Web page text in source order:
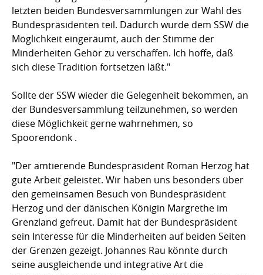
letzten beiden Bundesversammlungen zur Wahl des
Bundespräsidenten teil. Dadurch wurde dem SSW die
Möglichkeit eingeräumt, auch der Stimme der
Minderheiten Gehör zu verschaffen. Ich hoffe, daß
sich diese Tradition fortsetzen läßt."
Sollte der SSW wieder die Gelegenheit bekommen, an
der Bundesversammlung teilzunehmen, so werden
diese Möglichkeit gerne wahrnehmen, so
Spoorendonk .
"Der amtierende Bundespräsident Roman Herzog hat
gute Arbeit geleistet. Wir haben uns besonders über
den gemeinsamen Besuch von Bundespräsident
Herzog und der dänischen Königin Margrethe im
Grenzland gefreut. Damit hat der Bundespräsident
sein Interesse für die Minderheiten auf beiden Seiten
der Grenzen gezeigt. Johannes Rau könnte durch
seine ausgleichende und integrative Art die